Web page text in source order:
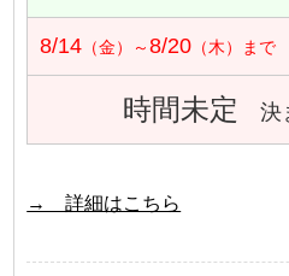
8/14 （金）～8/20 （木）まで
時間未定 決
→ 詳細はこちら